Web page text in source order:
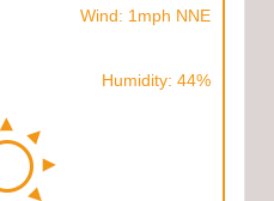
Wind: 1mph NNE
Humidity: 44%